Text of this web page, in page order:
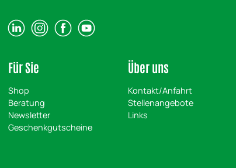
Für Sie
Shop
Beratung
Newsletter
Geschenkgutscheine
Über uns
Kontakt/Anfahrt
Stellenangebote
Links